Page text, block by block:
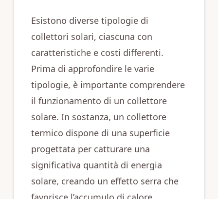
Esistono diverse tipologie di
collettori solari, ciascuna con
caratteristiche e costi differenti.
Prima di approfondire le varie
tipologie, è importante comprendere
il funzionamento di un collettore
solare. In sostanza, un collettore
termico dispone di una superficie
progettata per catturare una
significativa quantità di energia
solare, creando un effetto serra che